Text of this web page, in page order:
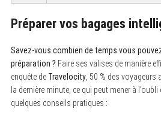
Préparer vos bagages
Savez-vous combien de temps vous
préparation ? Faire ses valises de manière
enquête de Travelocity, 50 % des voyageurs
la dernière minute, ce qui peut mener à
quelques conseils pratiques :